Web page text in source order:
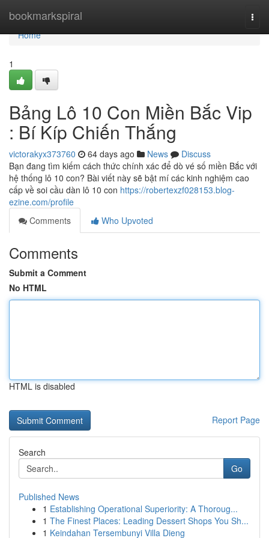
bookmarkspiral
Home
Home
1
Bảng Lô 10 Con Miền Bắc Vip
: Bí Kíp Chiến Thắng
victorakyx373760 64 days ago News
Discuss
Bạn đang tìm kiếm cách thức chính xác để dò vé số miền Bắc với
hệ thống lô 10 con? Bài viết này sẽ bật mí các kinh nghiệm cao
cấp về soi cầu dàn lô 10 con https://robertexzf028153.blog-
ezine.com/profile
Comments
Who Upvoted
Comments
Submit a Comment
No HTML
HTML is disabled
Report Page
Search
Go
Published News
1 Establishing Operational Superiority: A Thoroug...
1 The Finest Places: Leading Dessert Shops You Sh...
1 Keindahan Tersembunyi Villa Dieng